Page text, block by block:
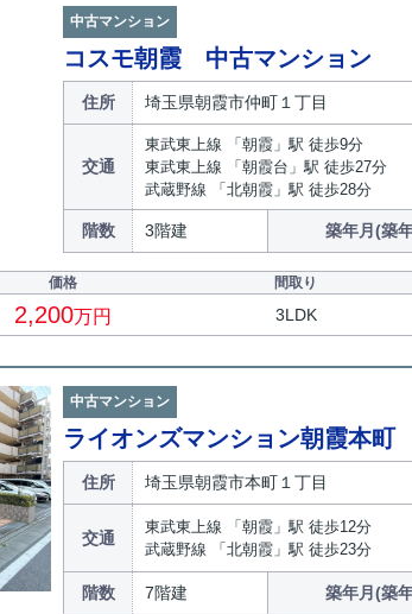
中古マンション
コスモ朝霞 中古マンション
住所 埼玉県朝霞市仲町１丁目
交通
東武東上線 「朝霞」駅 徒歩9分
東武東上線 「朝霞台」駅 徒歩27分
武蔵野線 「北朝霞」駅 徒歩28分
階数 3階建 築年月(築
価格 間取り
2,200万円 3LDK
中古マンション
ライオンズマンション朝霞本
住所 埼玉県朝霞市本町１丁目
交通
東武東上線 「朝霞」駅 徒歩12分
武蔵野線 「北朝霞」駅 徒歩23分
階数 7階建 築年月(築